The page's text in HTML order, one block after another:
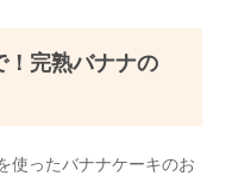
完熟バナナの
使ったバナナケーキのお